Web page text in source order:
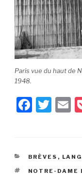
Paris vue du haut de
1948.
F
e
b
T
er
E
CATÉGORIES
BRÈVES ,
ÉTIQUETTES
NOTRE-DAME